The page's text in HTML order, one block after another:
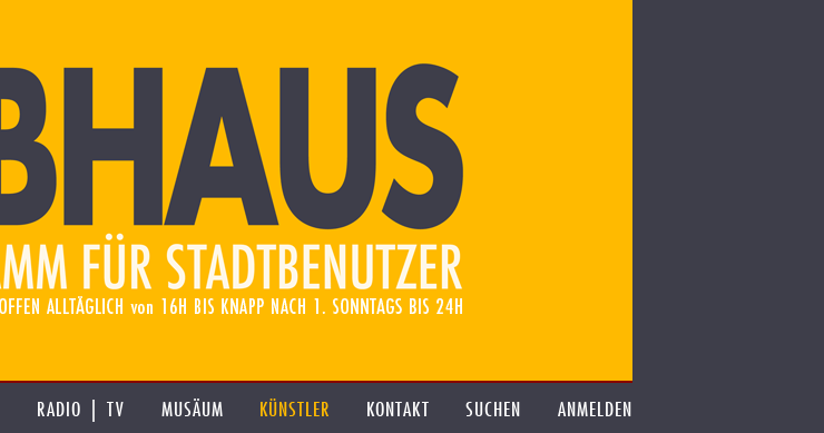
RADIO | TV MUSÄUM KÜNSTLER KONTAKT SUCHEN ANMELDEN